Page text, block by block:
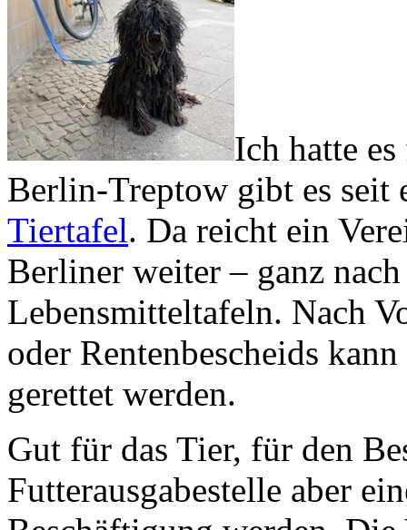
Ich hatte
Berlin-Treptow gibt es seit
Tiertafel. Da reicht ein
Berliner weiter – ganz
Lebensmitteltafeln. Nach
oder Rentenbescheids
gerettet werden.
Gut für das Tier, für den
Futterausgabestelle aber